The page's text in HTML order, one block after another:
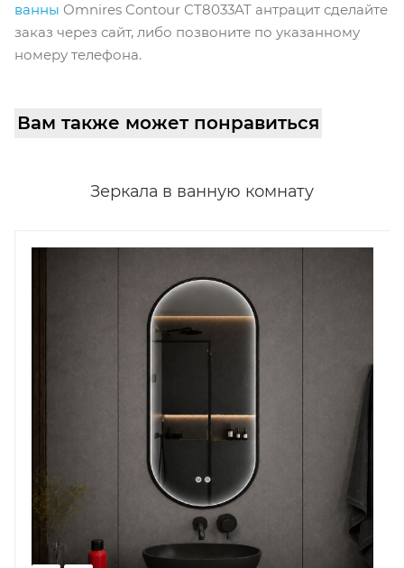
ванны Omnires Contour CT8033AT антрацит сделайте
заказ через сайт, либо позвоните по указанному
номеру телефона.
Вам также может понравиться
Зеркала в ванную комнату